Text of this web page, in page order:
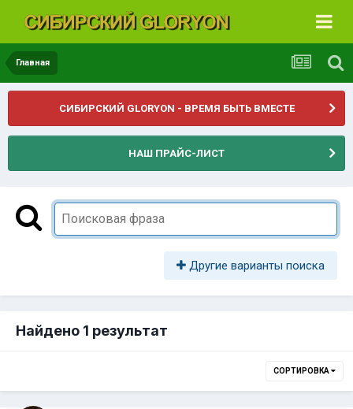
Главная
СИБИРСКИЙ GLORYON - ВРЕМЯ БЫТЬ ВМЕСТЕ
НАШ ПРАЙС-ЛИСТ
Другие варианты поиска
Найдено 1 результат
СОРТИРОВКА